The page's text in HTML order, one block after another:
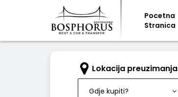
Pocetna
Stranica
Lokacija preuzimanja
Gdje kupiti?